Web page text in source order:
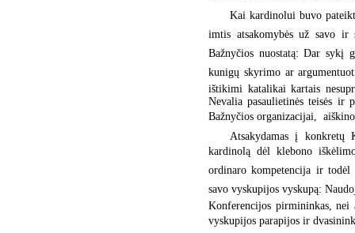
Kai kardinolui buvo
imtis atsakomybės už savo ir
Bažnyčios nuostatą: Dar sykį
kunigų skyrimo ar
ištikimi katalikai kartais
Nevalia pasaulietinės teisės ir
Bažnyčios organizacijai, 
Atsakydamas į
kardinolą dėl klebono
ordinaro kompetencija ir
savo vyskupijos vyskupą:
Konferencijos pirmininkas, nei
vyskupijos parapijos ir